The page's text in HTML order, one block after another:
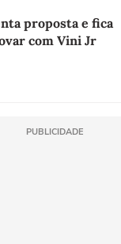
proposta e fica
com Vini Jr
PUBLICIDADE